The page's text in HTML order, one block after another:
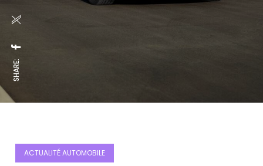
SHARE:
ACTUALITÉ AUTOMOBILE